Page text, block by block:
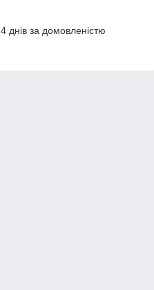
днів за домовленістю